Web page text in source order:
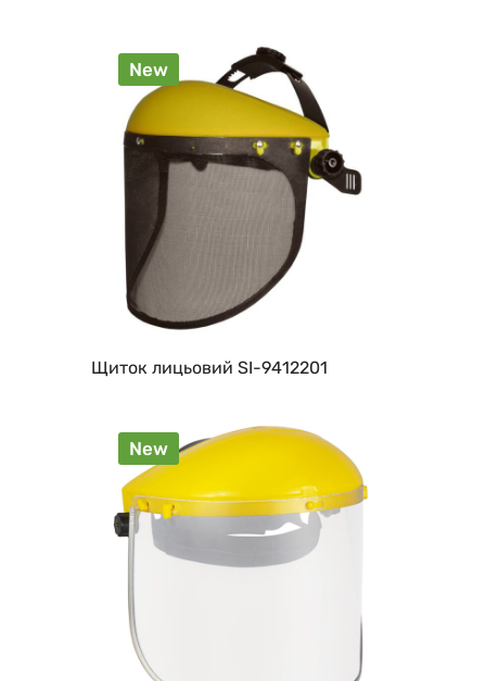
New
Щиток лицьовий SI-9412201
New